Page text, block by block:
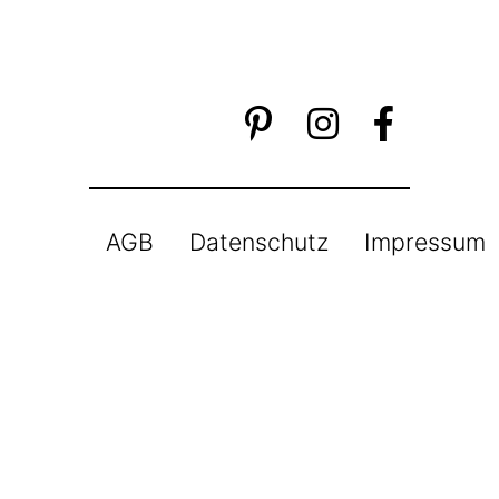
AGB Datenschutz Impressum